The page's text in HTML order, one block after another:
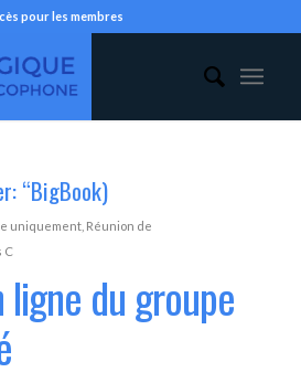
pour les membres
“BigBook)
uniquement, Réunion de
C
ligne du groupe